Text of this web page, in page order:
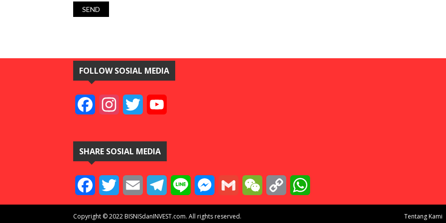
FOLLOW SOSIAL MEDIA
FacebookInstagramTwitter
SHARE SOSIAL MEDIA
FacebookTwitter Email TelegramLine Messenger
Gmail WeChat Copy
Link
Copyright © 2022 BISNISdanINVEST.com. All rights reserved. Tentang Kami